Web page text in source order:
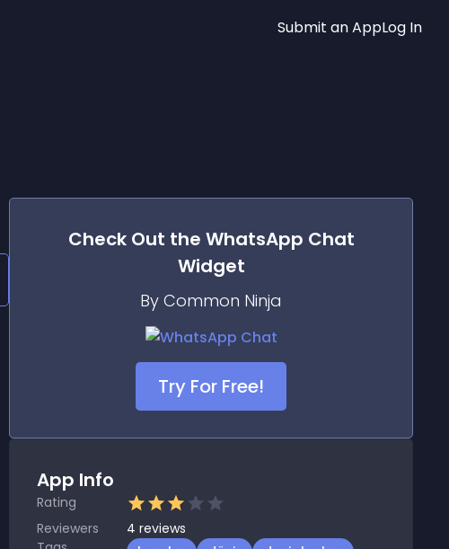
Submit an AppLog In
Check Out the WhatsApp Chat
Widget
By Common Ninja
Try For Free!
App Info
Rating
Reviewers
4 reviews